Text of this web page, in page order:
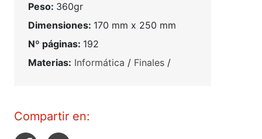
Peso: 360gr
Dimensiones: 170 mm x 250 mm
Nº páginas: 192
Materias: Informática / Finales /
Compartir en: